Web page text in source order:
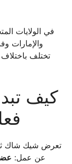
والإمارات
تختلف
كيف
تعرض شيك شاك
عن عمل: